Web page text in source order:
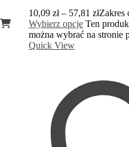
10,09 zł – 57,81 złZakres
Wybierz opcje Ten
można wybrać na stronie
Quick View